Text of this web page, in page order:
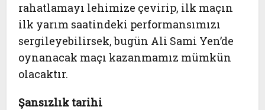
rahatlamayı lehimize çevirip, ilk maçın
ilk yarım saatindeki performansımızı
sergileyebilirsek, bugün Ali Sami Yen’de
oynanacak maçı kazanmamız mümkün
olacaktır.
Şansızlık tarihi